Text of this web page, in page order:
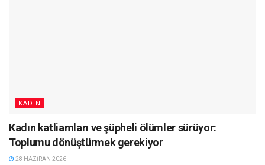
KADIN
Kadın katliamları ve şüpheli ölümler sürüyor:
Toplumu dönüştürmek gerekiyor
28 HAZIRAN 2026